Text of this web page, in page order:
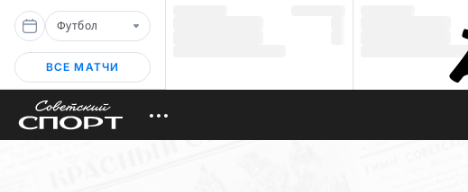
Футбол
ВСЕ МАТЧИ